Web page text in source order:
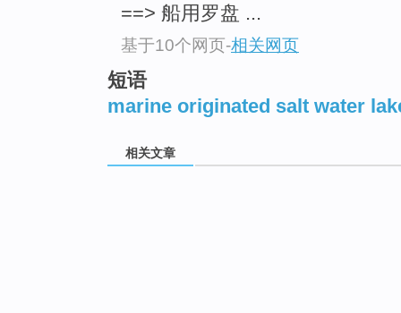
==> 船用罗盘 ...
基于10个网页-相关网页
短语
marine originated salt water
相关文章